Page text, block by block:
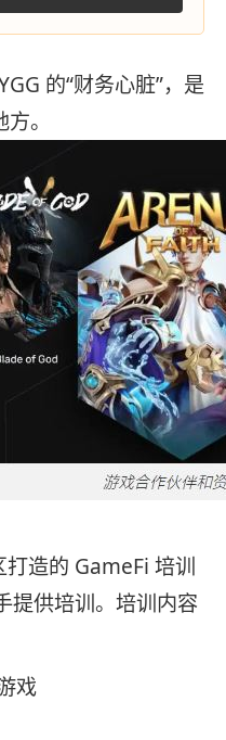
的“财务心脏”，是
。
打造的 GameFi 培训
提供培训。培训内容
戏